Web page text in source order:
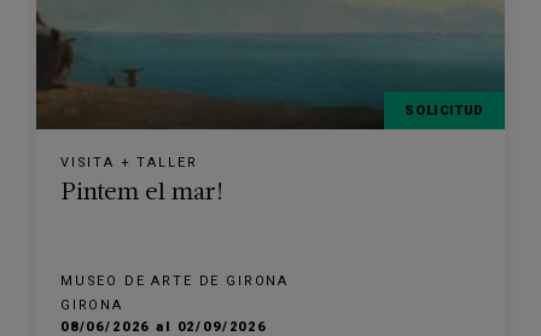
SOLICITUD
VISITA + TALLER
Pintem el mar!
MUSEO DE ARTE DE GIRONA
GIRONA
08/06/2026 al 02/09/2026